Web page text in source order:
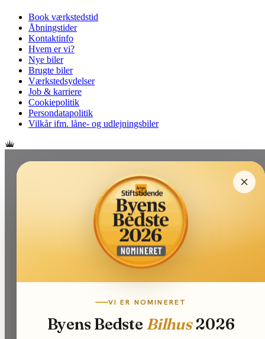
Book værkstedstid
Åbningstider
Kontaktinfo
Hvem er vi?
Nye biler
Brugte biler
Værkstedsydelser
Job & karriere
Cookiepolitik
Persondatapolitik
Vilkår ifm. låne- og udlejningsbiler
VI ER NOMINERET
Byens Bedste Bilhus2026